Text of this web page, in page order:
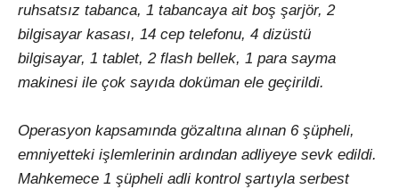
ruhsatsız tabanca, 1 tabancaya ait boş şarjör, 2
bilgisayar kasası, 14 cep telefonu, 4 dizüstü
bilgisayar, 1 tablet, 2 flash bellek, 1 para sayma
makinesi ile çok sayıda doküman ele geçirildi.
Operasyon kapsamında gözaltına alınan 6 şüpheli,
emniyetteki işlemlerinin ardından adliyeye sevk edildi.
Mahkemece 1 şüpheli adli kontrol şartıyla serbest